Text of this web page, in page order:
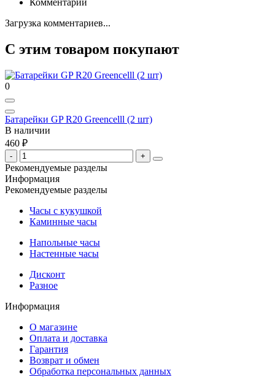
Загрузка комментариев...
С этим товаром покупают
0
Батарейки GP R20 Greencelll (2 шт)
В наличии
460 ₽
Рекомендуемые разделы
Информация
Рекомендуемые разделы
Часы с кукушкой
Каминные часы
Напольные часы
Настенные часы
Дисконт
Разное
Информация
О магазине
Оплата и доставка
Гарантия
Возврат и обмен
Обработка персональных данных